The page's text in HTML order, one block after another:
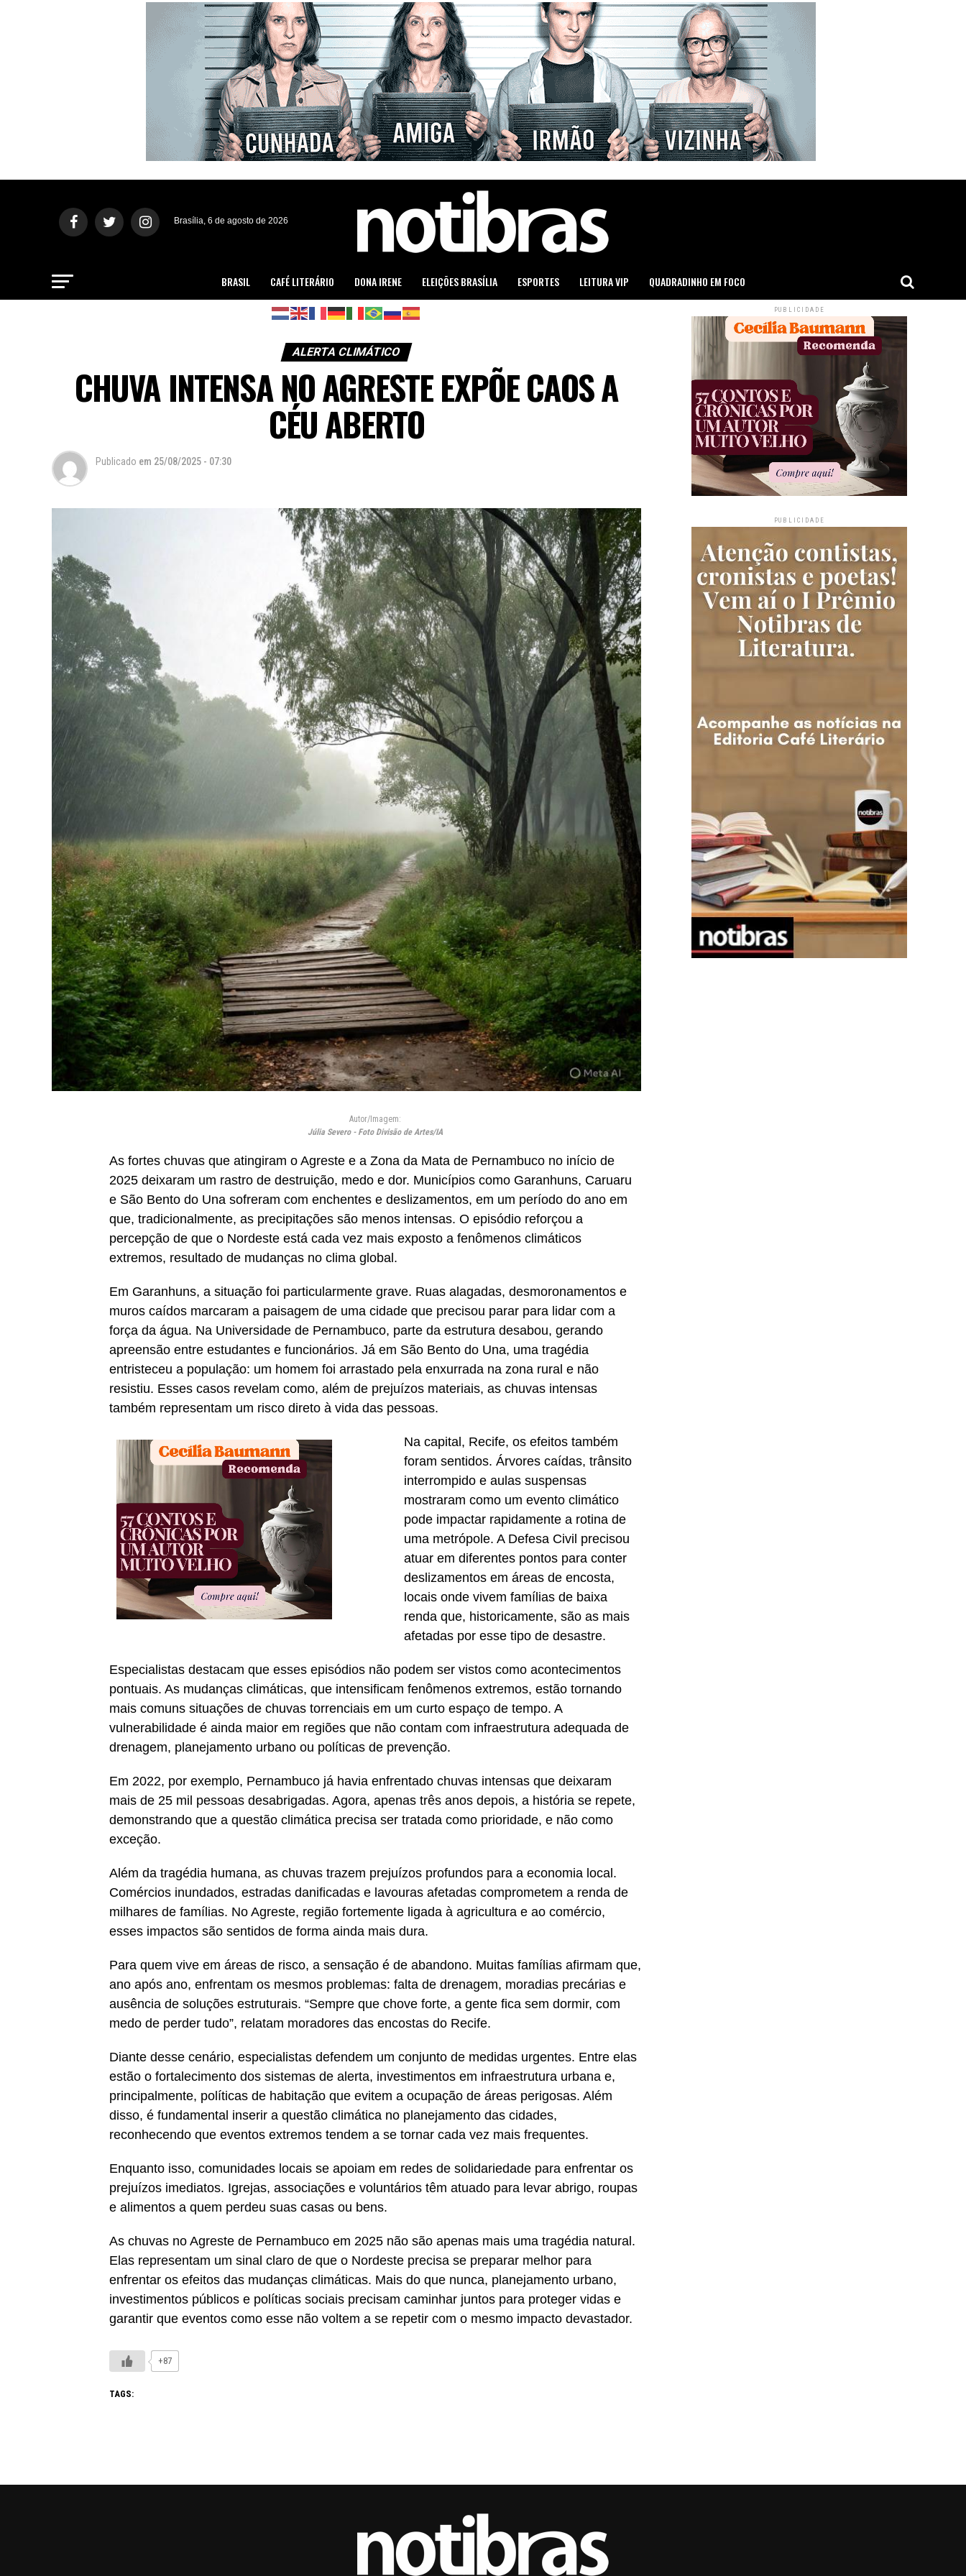
Brasília, 6 de agosto de 2026
BRASIL CAFÉ LITERÁRIO DONA IRENE ELEIÇÕES BRASÍLIA ESPORTES LEITURA VIP QUADRADINHO EM FOCO
ALERTA CLIMÁTICO
CHUVA INTENSA NO AGRESTE EXPÕE CAOS A
CÉU ABERTO
Publicado em 25/08/2025 - 07:30
Autor/Imagem:
Júlia Severo - Foto Divisão de Artes/IA
As fortes chuvas que atingiram o Agreste e a Zona da Mata de Pernambuco no início de
2025 deixaram um rastro de destruição, medo e dor. Municípios como Garanhuns, Caruaru
e São Bento do Una sofreram com enchentes e deslizamentos, em um período do ano em
que, tradicionalmente, as precipitações são menos intensas. O episódio reforçou a
percepção de que o Nordeste está cada vez mais exposto a fenômenos climáticos
extremos, resultado de mudanças no clima global.
Em Garanhuns, a situação foi particularmente grave. Ruas alagadas, desmoronamentos e
muros caídos marcaram a paisagem de uma cidade que precisou parar para lidar com a
força da água. Na Universidade de Pernambuco, parte da estrutura desabou, gerando
apreensão entre estudantes e funcionários. Já em São Bento do Una, uma tragédia
entristeceu a população: um homem foi arrastado pela enxurrada na zona rural e não
resistiu. Esses casos revelam como, além de prejuízos materiais, as chuvas intensas
também representam um risco direto à vida das pessoas.
Na capital, Recife, os efeitos também
foram sentidos. Árvores caídas, trânsito
interrompido e aulas suspensas
mostraram como um evento climático
pode impactar rapidamente a rotina de
uma metrópole. A Defesa Civil precisou
atuar em diferentes pontos para conter
deslizamentos em áreas de encosta,
locais onde vivem famílias de baixa
renda que, historicamente, são as mais
afetadas por esse tipo de desastre.
Especialistas destacam que esses episódios não podem ser vistos como acontecimentos
pontuais. As mudanças climáticas, que intensificam fenômenos extremos, estão tornando
mais comuns situações de chuvas torrenciais em um curto espaço de tempo. A
vulnerabilidade é ainda maior em regiões que não contam com infraestrutura adequada de
drenagem, planejamento urbano ou políticas de prevenção.
Em 2022, por exemplo, Pernambuco já havia enfrentado chuvas intensas que deixaram
mais de 25 mil pessoas desabrigadas. Agora, apenas três anos depois, a história se repete,
demonstrando que a questão climática precisa ser tratada como prioridade, e não como
exceção.
Além da tragédia humana, as chuvas trazem prejuízos profundos para a economia local.
Comércios inundados, estradas danificadas e lavouras afetadas comprometem a renda de
milhares de famílias. No Agreste, região fortemente ligada à agricultura e ao comércio,
esses impactos são sentidos de forma ainda mais dura.
Para quem vive em áreas de risco, a sensação é de abandono. Muitas famílias afirmam que,
ano após ano, enfrentam os mesmos problemas: falta de drenagem, moradias precárias e
ausência de soluções estruturais. “Sempre que chove forte, a gente fica sem dormir, com
medo de perder tudo”, relatam moradores das encostas do Recife.
Diante desse cenário, especialistas defendem um conjunto de medidas urgentes. Entre elas
estão o fortalecimento dos sistemas de alerta, investimentos em infraestrutura urbana e,
principalmente, políticas de habitação que evitem a ocupação de áreas perigosas. Além
disso, é fundamental inserir a questão climática no planejamento das cidades,
reconhecendo que eventos extremos tendem a se tornar cada vez mais frequentes.
Enquanto isso, comunidades locais se apoiam em redes de solidariedade para enfrentar os
prejuízos imediatos. Igrejas, associações e voluntários têm atuado para levar abrigo, roupas
e alimentos a quem perdeu suas casas ou bens.
As chuvas no Agreste de Pernambuco em 2025 não são apenas mais uma tragédia natural.
Elas representam um sinal claro de que o Nordeste precisa se preparar melhor para
enfrentar os efeitos das mudanças climáticas. Mais do que nunca, planejamento urbano,
investimentos públicos e políticas sociais precisam caminhar juntos para proteger vidas e
garantir que eventos como esse não voltem a se repetir com o mesmo impacto devastador.
+87
TAGS:
PUBLICIDADE
PUBLICIDADE